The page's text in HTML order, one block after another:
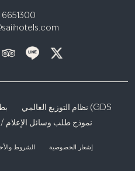
نظام التوزيع العالمي (GDS
نموذج طلب وسائل الإعلام /
إشعار الخصوصية الشروط